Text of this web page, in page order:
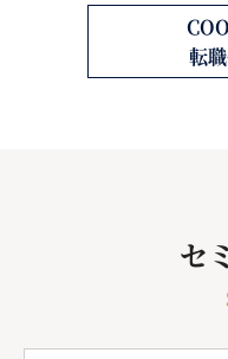
転
セ